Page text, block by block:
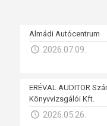
Almádi Autócentrum
2026.07.09.
ERÉVAL AUDITOR
Könyvvizsgálói Kft.
2026.05.26.